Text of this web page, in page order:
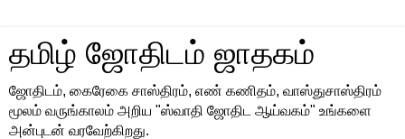
தமிழ் ஜோதிடம் ஜாதகம்
ஜோதிடம், கைரேகை சாஸ்திரம், எண் கணிதம், வாஸ்துசாஸ்திரம்
மூலம் வருங்காலம் அறிய "ஸ்வாதி ஜோதிட ஆய்வகம்" உங்களை
அன்புடன் வரவேற்கிறது.